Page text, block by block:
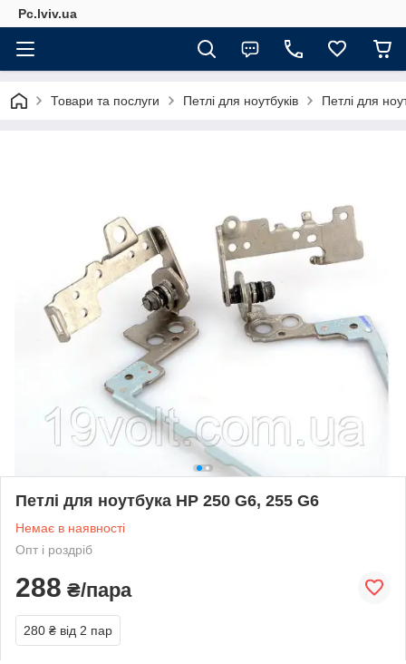
Pc.lviv.ua
Товари та послуги Петлі для ноутбуків Петлі для
Петлі для ноутбука HP 250 G6, 255 G6
Немає в наявності
Опт і роздріб
288 ₴/пара
280 ₴ від 2 пар